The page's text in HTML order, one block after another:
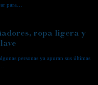
para…
ropa ligera y
personas ya apuran sus últimas